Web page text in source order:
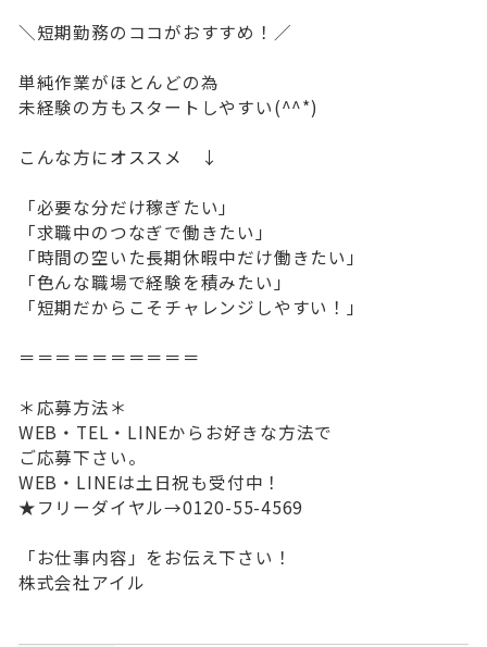
＼短期勤務のココがおすすめ！／
単純作業がほとんどの為
未経験の方もスタートしやすい(^^*)
こんな方にオススメ ↓
「必要な分だけ稼ぎたい」
「求職中のつなぎで働きたい」
「時間の空いた長期休暇中だけ働きたい」
「色んな職場で経験を積みたい」
「短期だからこそチャレンジしやすい！」
＝＝＝＝＝＝＝＝＝＝
＊応募方法＊
WEB・TEL・LINEからお好きな方法で
ご応募下さい。
WEB・LINEは土日祝も受付中！
★フリーダイヤル→0120-55-4569
「お仕事内容」をお伝え下さい！
株式会社アイル